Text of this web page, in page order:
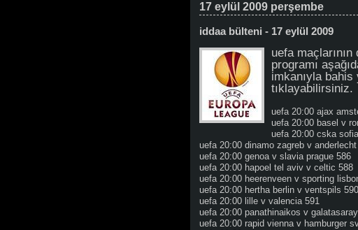
17 eylül 2009 perşembe
iddaa bülteni - 17 eylül 2009
uefa
programı
imkanıyla
tıklayabilirsiniz.
uefa 20:00 ajax
uefa 20:00 basel v
uefa 20:00 cska
uefa 20:00 dinamo zagreb v
uefa 20:00 genoa v slavia prague 586
uefa 20:00 hapoel tel aviv v celtic 588
uefa 20:00 heerenveen v sporting
uefa 20:00 hertha berlin v ventspils 590
uefa 20:00 lille v valencia 591
uefa 20:00 panathinaikos v
uefa 20:00 rapid vienna v hamburger